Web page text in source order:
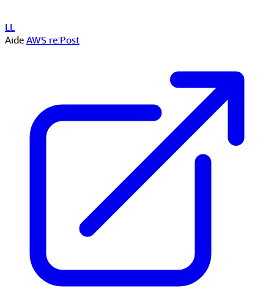
LL
AideAWS re:Post